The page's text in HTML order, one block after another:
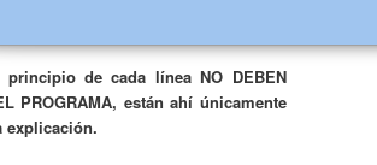
de cada línea NO DEBEN
PROGRAMA, están ahí únicamente
explicación.